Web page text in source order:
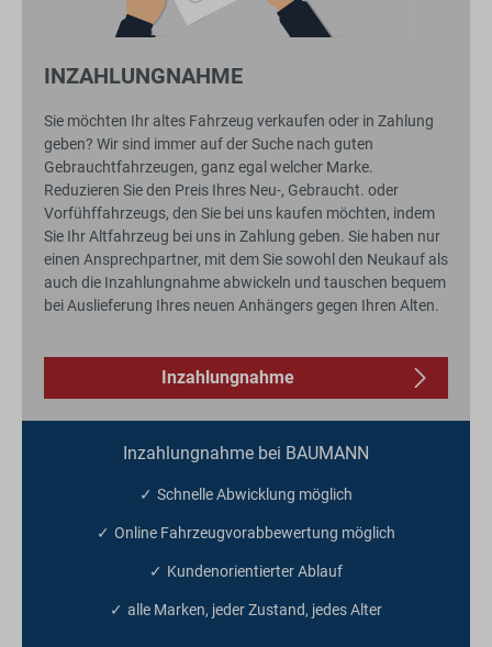
INZAHLUNGNAHME
Sie möchten Ihr altes Fahrzeug verkaufen oder in Zahlung
geben? Wir sind immer auf der Suche nach guten
Gebrauchtfahrzeugen, ganz egal welcher Marke.
Reduzieren Sie den Preis Ihres Neu-, Gebraucht. oder
Vorfühffahrzeugs, den Sie bei uns kaufen möchten, indem
Sie Ihr Altfahrzeug bei uns in Zahlung geben. Sie haben nur
einen Ansprechpartner, mit dem Sie sowohl den Neukauf als
auch die Inzahlungnahme abwickeln und tauschen bequem
bei Auslieferung Ihres neuen Anhängers gegen Ihren Alten.
Inzahlungnahme
Inzahlungnahme bei BAUMANN
Schnelle Abwicklung möglich
Online Fahrzeugvorabbewertung möglich
Kundenorientierter Ablauf
alle Marken, jeder Zustand, jedes Alter